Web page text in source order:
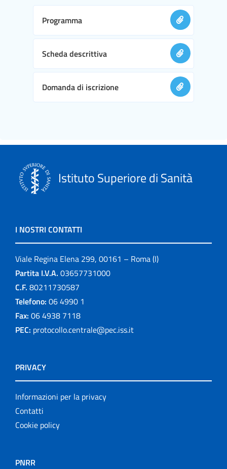
Programma
Scheda descrittiva
Domanda di iscrizione
Istituto Superiore di Sanità
I NOSTRI CONTATTI
Viale Regina Elena 299, 00161 – Roma (I)
Partita I.V.A. 03657731000
C.F. 80211730587
Telefono: 06 4990 1
Fax: 06 4938 7118
PEC: protocollo.centrale@pec.iss.it
PRIVACY
Informazioni per la privacy
Contatti
Cookie policy
PNRR